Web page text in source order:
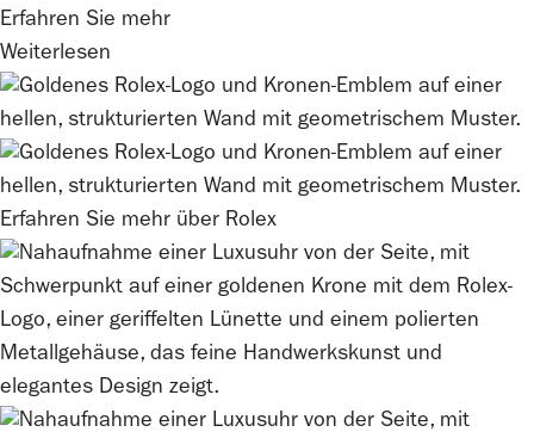
Erfahren Sie mehr
Weiterlesen
Erfahren Sie mehr über Rolex